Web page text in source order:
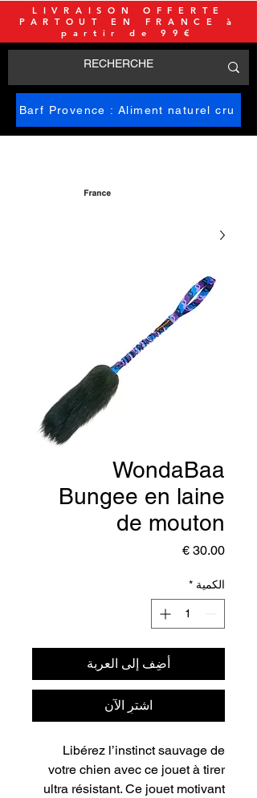
Barf Provence : Aliment naturel cru
LIVRAISON OFFERTE
PARTOUT EN FRANCE à
partir de 99€
WondaBaa
Bungee en laine
de mouton
السعر
الكمية *
أضِف إلى العربة
اشترِ الآن
Libérez l’instinct sauvage de
votre chien avec ce jouet à tirer
ultra résistant. Ce jouet motivant